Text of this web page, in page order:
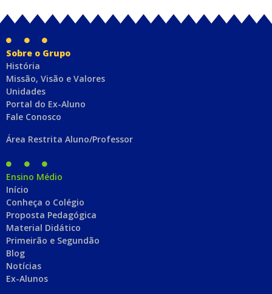
Sobre o Grupo
História
Missão, Visão e Valores
Unidades
Portal do Ex-Aluno
Fale Conosco
Área Restrita Aluno/Professor
Ensino Médio
Início
Conheça o Colégio
Proposta Pedagógica
Material Didático
Primeirão e Segundão
Blog
Notícias
Ex-Alunos